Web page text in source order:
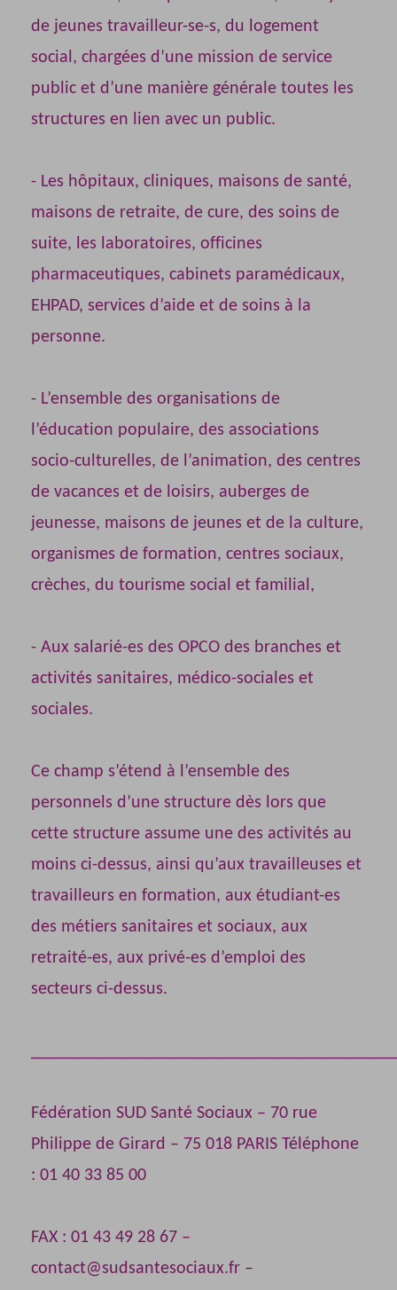
de jeunes travailleur-se-s, du logement
social, chargées d’une mission de service
public et d’une manière générale toutes les
structures en lien avec un public.
- Les hôpitaux, cliniques, maisons de santé,
maisons de retraite, de cure, des soins de
suite, les laboratoires, officines
pharmaceutiques, cabinets paramédicaux,
EHPAD, services d’aide et de soins à la
personne.
- L’ensemble des organisations de
l’éducation populaire, des associations
socio-culturelles, de l’animation, des centres
de vacances et de loisirs, auberges de
jeunesse, maisons de jeunes et de la culture,
organismes de formation, centres sociaux,
crèches, du tourisme social et familial,
- Aux salarié-es des OPCO des branches et
activités sanitaires, médico-sociales et
sociales.
Ce champ s’étend à l’ensemble des
personnels d’une structure dès lors que
cette structure assume une des activités au
moins ci-dessus, ainsi qu’aux travailleuses et
travailleurs en formation, aux étudiant-es
des métiers sanitaires et sociaux, aux
retraité-es, aux privé-es d’emploi des
secteurs ci-dessus.
Fédération SUD Santé Sociaux – 70 rue
Philippe de Girard – 75 018 PARIS Téléphone
: 01 40 33 85 00
FAX : 01 43 49 28 67 –
contact@sudsantesociaux.fr –